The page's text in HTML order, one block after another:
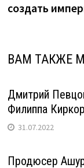
создать
ВАМ ТАКЖЕ
Дмитрий
Филиппа
31.07.2022
Продюсер